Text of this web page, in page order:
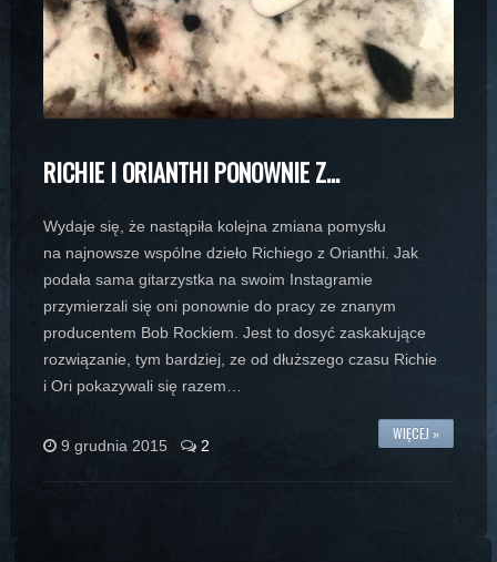
RICHIE I ORIANTHI PONOWNIE Z…
Wydaje się, że nastąpiła kolejna zmiana pomysłu
na najnowsze wspólne dzieło Richiego z Orianthi. Jak
podała sama gitarzystka na swoim Instagramie
przymierzali się oni ponownie do pracy ze znanym
producentem Bob Rockiem. Jest to dosyć zaskakujące
rozwiązanie, tym bardziej, ze od dłuższego czasu Richie
i Ori pokazywali się razem…
WIĘCEJ »
9 grudnia 2015 2